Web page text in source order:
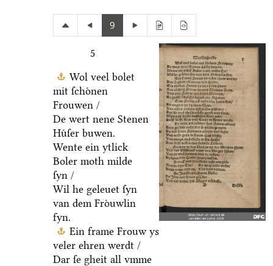
9
5
Wol veel bolet
mit ſchoͤnen
Frouwen /
De wert nene Stenen
Huͤſer buwen.
Wente ein ytlick
Boler moth milde
ſyn /
Wil he geleuet ſyn
van dem Froͤuwlin
fyn.
Ein frame Frouw ys
veler ehren werdt /
Dar ſe gheit all vmme